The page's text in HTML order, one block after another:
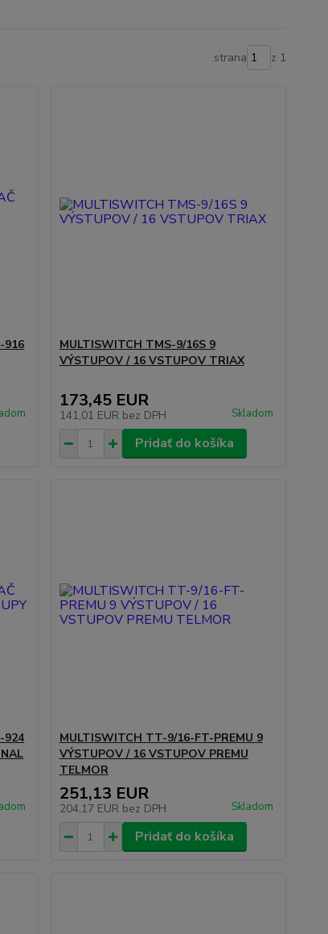
strana z 1
916
MULTISWITCH TMS-9/16S 9
VÝSTUPOV / 16 VSTUPOV TRIAX
173,45 EUR
141,01 EUR bez DPH Skladom
Pridať do košíka
924
MULTISWITCH TT-9/16-FT-PREMU 9
VÝSTUPOV / 16 VSTUPOV PREMU
TELMOR
251,13 EUR
204,17 EUR bez DPH Skladom
Pridať do košíka